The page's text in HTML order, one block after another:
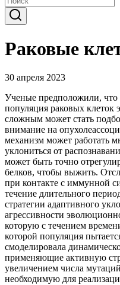
Раковые
30 апреля 2023
Ученые предположили, что
популяция раковых клеток
сложным может стать
внимание на
механизм может работать
уклониться от
может быть точно
белков, чтобы выжить.
при контакте с иммунной
течение длительного
стратегии адаптивного
агрессивности
которую с течением
которой популяция
смоделировала
применяющие активную
увеличением числа
необходимую для